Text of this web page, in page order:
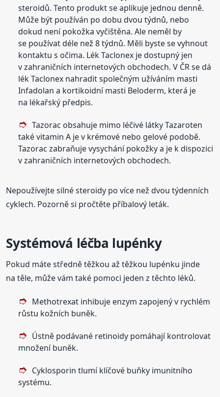
steroidů. Tento produkt se aplikuje jednou denně.
Může být používán po dobu dvou týdnů, nebo
dokud není pokožka vyčištěna. Ale neměl by
se používat déle než 8 týdnů. Měli byste se vyhnout
kontaktu s očima. Lék Taclonex je dostupný jen
v zahraničních internetových obchodech. V ČR se dá
lék Taclonex nahradit společným užíváním masti
Infadolan a kortikoidní masti Beloderm, která je
na lékařský předpis.
Tazorac obsahuje mimo léčivé látky Tazaroten
také vitamin A je v krémové nebo gelové podobě.
Tazorac zabraňuje vysychání pokožky a je k dispozici
v zahraničních internetových obchodech.
Nepoužívejte silné steroidy po více než dvou týdenních
cyklech. Pozorně si pročtěte příbalový leták.
Systémová léčba lupénky
Pokud máte středně těžkou až těžkou lupénku jinde
na těle, může vám také pomoci jeden z těchto léků.
Methotrexat inhibuje enzym zapojený v rychlém
růstu kožních buněk.
Ústně podávané retinoidy pomáhají kontrolovat
množení buněk.
Cyklosporin tlumí klíčové buňky imunitního
systému.